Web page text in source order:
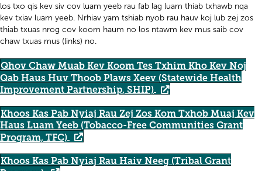
los txo qis kev siv cov luam yeeb rau fab lag luam thiab txhawb nqa
kev txiav luam yeeb. Nrhiav yam tshiab nyob rau hauv koj lub zej zos
thiab txuas nrog cov koom haum no los ntawm kev mus saib cov
chaw txuas mus (links) no.
Qhov Chaw Muab Kev Koom Tes Txhim Kho Kev Noj
Qab Haus Huv Thoob Plaws Xeev (Statewide Health
Improvement Partnership, SHIP)
Khoos Kas Pab Nyiaj Rau Zej Zos Kom Txhob Muaj Kev
Haus Luam Yeeb (Tobacco-Free Communities Grant
Program, TFC)
Khoos Kas Pab Nyiaj Rau Haiv Neeg (Tribal Grant